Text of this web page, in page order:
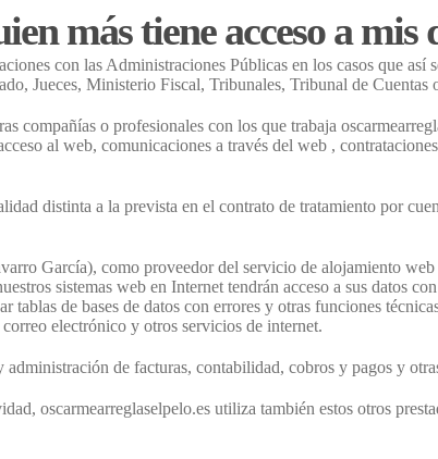
más tiene acceso a mis
con las Administraciones Públicas en los casos que
Jueces, Ministerio Fiscal, Tribunales, Tribunal de Cuentas
compañías o profesionales con los que trabaja
al web, comunicaciones a través del web ,
distinta a la prevista en el contrato de tratamiento por
García), como proveedor del servicio de alojamiento
sistemas web en Internet tendrán acceso a sus datos
de bases de datos con errores y otras funciones
electrónico y otros servicios de internet.
de facturas, contabilidad, cobros y pagos y
oscarmearreglaselpelo.es utiliza también estos otros